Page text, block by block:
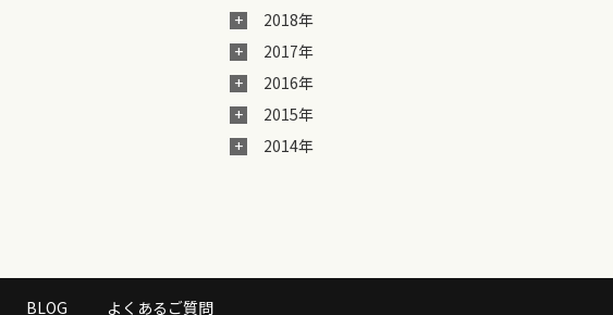
2018年
2017年
2016年
2015年
2014年
BLOG よくあるご質問